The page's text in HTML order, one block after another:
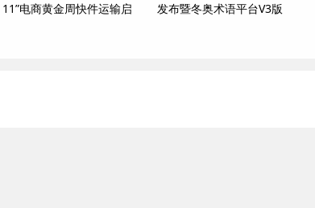
11”电商黄金周快件运输启
发布暨冬奥术语平台V3版